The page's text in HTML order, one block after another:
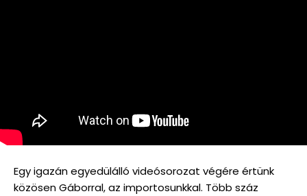
Egy igazán egyedülálló videósorozat végére értünk
közösen Gáborral, az importosunkkal. Több száz